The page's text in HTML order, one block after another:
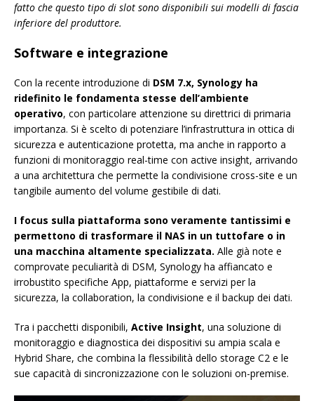
fatto che questo tipo di slot sono disponibili sui modelli di fascia
inferiore del produttore.
Software e integrazione
Con la recente introduzione di DSM 7.x, Synology ha
ridefinito le fondamenta stesse dell’ambiente
operativo, con particolare attenzione su direttrici di primaria
importanza. Si è scelto di potenziare l’infrastruttura in ottica di
sicurezza e autenticazione protetta, ma anche in rapporto a
funzioni di monitoraggio real-time con active insight, arrivando
a una architettura che permette la condivisione cross-site e un
tangibile aumento del volume gestibile di dati.
I focus sulla piattaforma sono veramente tantissimi e
permettono di trasformare il NAS in un tuttofare o in
una macchina altamente specializzata. Alle già note e
comprovate peculiarità di DSM, Synology ha affiancato e
irrobustito specifiche App, piattaforme e servizi per la
sicurezza, la collaboration, la condivisione e il backup dei dati.
Tra i pacchetti disponibili, Active Insight, una soluzione di
monitoraggio e diagnostica dei dispositivi su ampia scala e
Hybrid Share, che combina la flessibilità dello storage C2 e le
sue capacità di sincronizzazione con le soluzioni on-premise.